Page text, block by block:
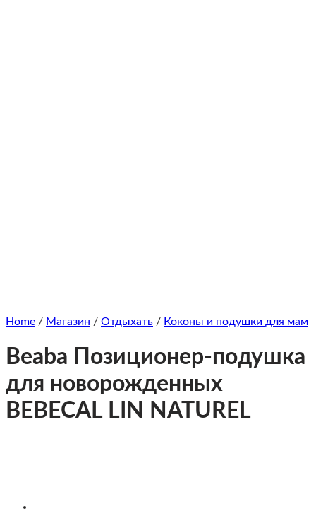
Home / Магазин / Отдыхать / Коконы и подушки для мам
Beaba Позиционер-подушка
для новорожденных
BEBECAL LIN NATUREL